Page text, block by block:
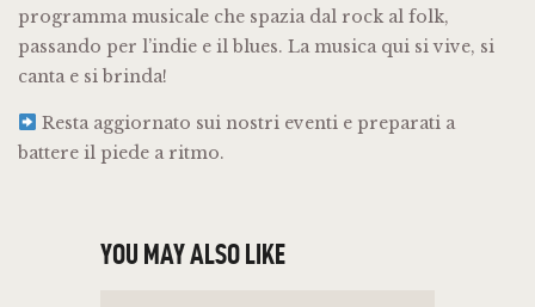
programma musicale che spazia dal rock al folk,
passando per l’indie e il blues. La musica qui si vive, si
canta e si brinda!
Resta aggiornato sui nostri eventi e preparati a
battere il piede a ritmo.
YOU MAY ALSO LIKE